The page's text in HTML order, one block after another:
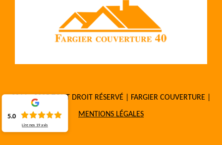
2016 - 2025 TOUT DROIT RÉSERVÉ | FARGIER COUVERTURE |
MENTIONS LÉGALES
5.0
Lire nos19 avis